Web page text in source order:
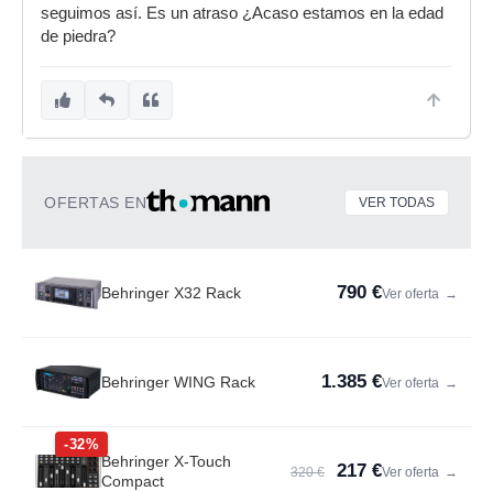
seguimos así. Es un atraso ¿Acaso estamos en la edad
de piedra?
OFERTAS EN VER TODAS
Behringer X32 Rack 790 €Ver oferta →
Behringer WING Rack 1.385 €Ver oferta →
-32%
Behringer X-Touch
Compact
320 € 217 €Ver oferta →